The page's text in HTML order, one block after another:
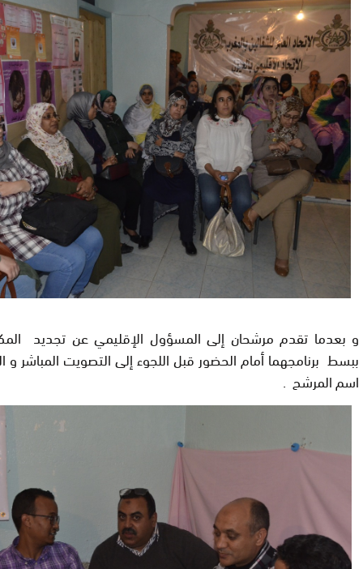
و بعدما تقدم مرشحان إلى المسؤول الإقليمي عن تجديد
ببسط برنامجهما أمام الحضور قبل اللجوء إلى التصويت المباشر
اسم المرشح .